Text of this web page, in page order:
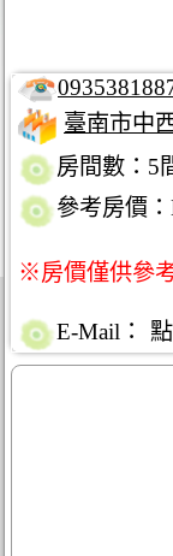
臺南市中
房間數：5
參考房價
※房價僅供參
E-Mail：